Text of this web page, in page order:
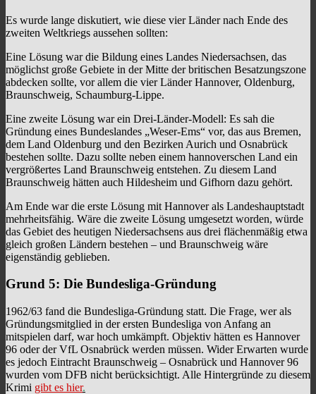
Es wurde lange diskutiert, wie diese vier Länder nach Ende des
zweiten Weltkriegs aussehen sollten:
Eine Lösung war die Bildung eines Landes Niedersachsen, das
möglichst große Gebiete in der Mitte der britischen Besatzungszone
abdecken sollte, vor allem die vier Länder Hannover, Oldenburg,
Braunschweig, Schaumburg-Lippe.
Eine zweite Lösung war ein Drei-Länder-Modell: Es sah die
Gründung eines Bundeslandes „Weser-Ems“ vor, das aus Bremen,
dem Land Oldenburg und den Bezirken Aurich und Osnabrück
bestehen sollte. Dazu sollte neben einem hannoverschen Land ein
vergrößertes Land Braunschweig entstehen. Zu diesem Land
Braunschweig hätten auch Hildesheim und Gifhorn dazu gehört.
Am Ende war die erste Lösung mit Hannover als Landeshauptstadt
mehrheitsfähig. Wäre die zweite Lösung umgesetzt worden, würde
das Gebiet des heutigen Niedersachsens aus drei flächenmäßig etwa
gleich großen Ländern bestehen – und Braunschweig wäre
eigenständig geblieben.
Grund 5: Die Bundesliga-Gründung
1962/63 fand die Bundesliga-Gründung statt. Die Frage, wer als
Gründungsmitglied in der ersten Bundesliga von Anfang an
mitspielen darf, war hoch umkämpft. Objektiv hätten es Hannover
96 oder der VfL Osnabrück werden müssen. Wider Erwarten wurde
es jedoch Eintracht Braunschweig – Osnabrück und Hannover 96
wurden vom DFB nicht berücksichtigt. Alle Hintergründe zu diesem
Krimi gibt es hier.